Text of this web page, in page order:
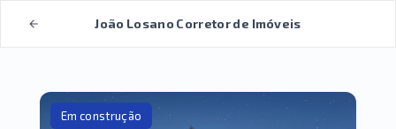
João Losano Corretor de Imóveis
Em construção